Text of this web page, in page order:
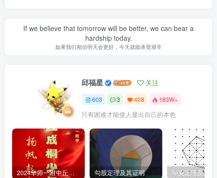
If we believe that tomorrow will be better, we can bear a
hardship today.
如果我们相信明天会更好，今天就能承受艰辛
邱福星 关注
603 3 428 183W+
只有困难才能使人显出自己的本色
2024华师一附中丘班游园考试真题 勾股定理及其证明 毕克定理及其